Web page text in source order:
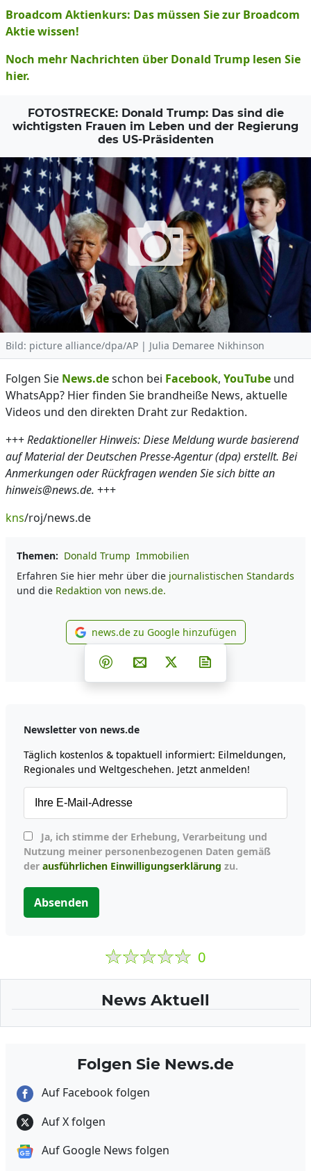
Broadcom Aktienkurs: Das müssen Sie zur Broadcom
Aktie wissen!
Noch mehr Nachrichten über Donald Trump lesen Sie
hier.
FOTOSTRECKE: Donald Trump: Das sind die
wichtigsten Frauen im Leben und der Regierung
des US-Präsidenten
Bild: picture alliance/dpa/AP | Julia Demaree Nikhinson
Folgen Sie News.deschon bei Facebook, YouTube und
WhatsApp? Hier finden Sie brandheiße News, aktuelle
Videos und den direkten Draht zur Redaktion.
+++Redaktioneller Hinweis: Diese Meldung wurde basierend
auf Material der Deutschen Presse-Agentur (dpa) erstellt. Bei
Anmerkungen oder Rückfragen wenden Sie sich bitte an
hinweis@news.de. +++
kns/roj/news.de
Themen: Donald Trump Immobilien
Erfahren Sie hier mehr über die journalistischen Standards
und die Redaktion von news.de.
news.de zu Google
news.de zu Google hinzufügen
Teilen auf Facebook
Teilen auf Whatsapp
Teilen auf Telegram
Teilen auf Pinterest
Per E-Mail teilen
Post auf X
Newsletter von news.de
Täglich kostenlos & topaktuell informiert: Eilmeldungen,
Regionales und Weltgeschehen. Jetzt anmelden!
Nutzung meiner personenbezogenen Daten gemäß
der ausführlichen Einwilligungserklärung zu.
Absenden
0
News Aktuell
Folgen Sie News.de
Auf Facebook folgen
Auf X folgen
Auf Google News folgen